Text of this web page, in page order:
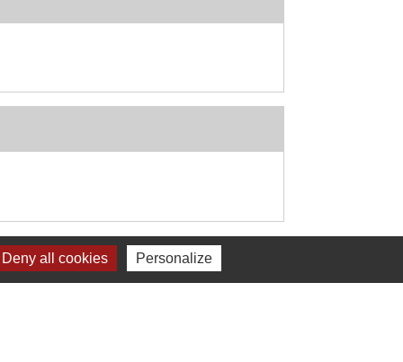
Signaler une erreur sur cette page
Deny all cookies Personalize